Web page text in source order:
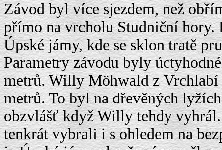
Závod byl více sjezdem, než
přímo na vrcholu Studniční hory.
Úpské jámy, kde se sklon tratě
Parametry závodu byly
metrů. Willy Möhwald z Vrchlabí
metrů. To byl na dřevěných
obzvlášť když Willy tehdy
tenkrát vybrali i s ohledem na